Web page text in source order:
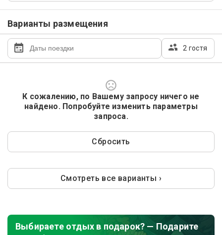
Варианты размещения
2 гостя
К сожалению, по Вашему запросу ничего не
найдено. Попробуйте изменить параметры
запроса.
Сбросить
Смотреть все варианты ›
Выбираете отдых в подарок? — Подарите